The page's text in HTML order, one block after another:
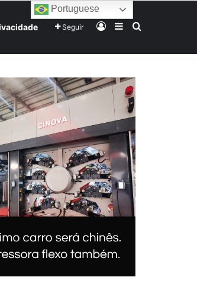
Seguir EntrarBarra Lateral
Procurar por
Portuguese